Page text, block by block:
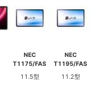
NEC
T1175/FAS
11.5型
NEC
T1195/FAS
11.2型